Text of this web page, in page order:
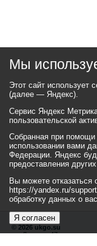
© 2026 ukgo.su
ул. Ленина, 47а
Мы
Этот сайт
(далее — Яндекс).
Сервис Яндекс
пользовательской
Собранная при
использовании вами
Федерации. Яндекс
предоставления
Вы можете отказаться
https://yandex.ru/
обработку данных о
Я согласен